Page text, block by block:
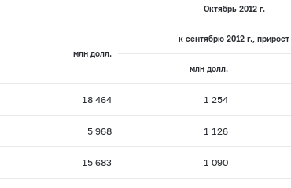
Октябрь 2012 г.
млн долл.
к сентябрю 2012 г., прирост
млн долл.
18 464 1 254
5 968 1 126
15 683 1 090